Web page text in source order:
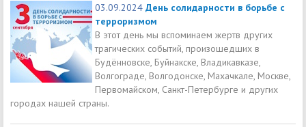
03.09.2024 День солидарности в борьбе с
терроризмом
В этот день мы вспоминаем жертв других
трагических событий, произошедших в
Будённовске, Буйнакске, Владикавказе,
Волгограде, Волгодонске, Махачкале, Москве,
Первомайском, Санкт-Петербурге и других
городах нашей страны.